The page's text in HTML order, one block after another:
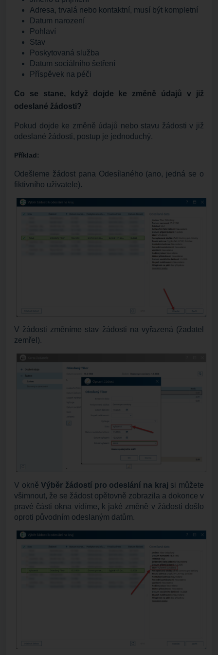
Adresa, trvalá nebo kontaktní, musí být kompletní
Datum narození
Pohlaví
Stav
Poskytovaná služba
Datum sociálního šetření
Příspěvek na péči
Co se stane, když dojde ke změně údajů v již
odeslané žádosti?
Pokud dojde ke změně údajů nebo stavu žádosti v již
odeslané žádosti, postup je jednoduchý.
Příklad:
Odešleme žádost pana Odesílaného (ano, jedná se o
fiktivního uživatele).
V žádosti změníme stav žádosti na vyřazená (žadatel
zemřel).
V okněVýběr žádostí pro odeslání na kraj si můžete
všimnout, že se žádost opětovně zobrazila a dokonce v
pravé části okna vidíme, k jaké změně v žádosti došlo
oproti původním odeslaným datům.